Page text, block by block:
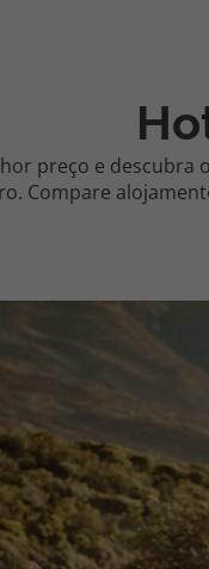
preço e
Compare